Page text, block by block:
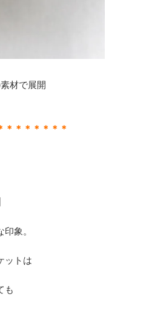
材で展開
＊＊＊＊＊＊＊
象。
ットは
も